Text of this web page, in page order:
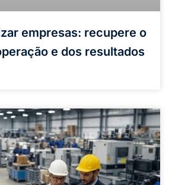
empresas: recupere o
e dos resultados